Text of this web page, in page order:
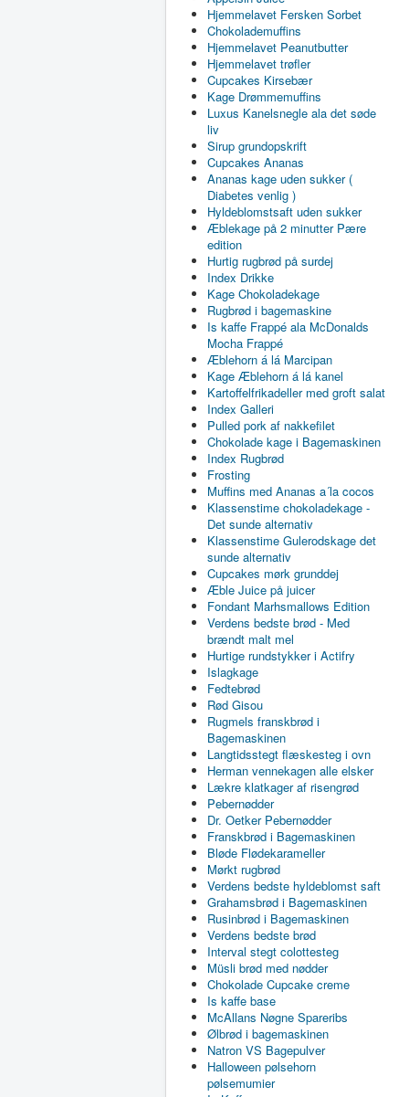
Hjemmelavet Fersken Sorbet
Chokolademuffins
Hjemmelavet Peanutbutter
Hjemmelavet trøfler
Cupcakes Kirsebær
Kage Drømmemuffins
Luxus Kanelsnegle ala det søde
liv
Sirup grundopskrift
Cupcakes Ananas
Ananas kage uden sukker (
Diabetes venlig )
Hyldeblomstsaft uden sukker
Æblekage på 2 minutter Pære
edition
Hurtig rugbrød på surdej
Index Drikke
Kage Chokoladekage
Rugbrød i bagemaskine
Is kaffe Frappé ala McDonalds
Mocha Frappé
Æblehorn á lá Marcipan
Kage Æblehorn á lá kanel
Kartoffelfrikadeller med groft salat
Index Galleri
Pulled pork af nakkefilet
Chokolade kage i Bagemaskinen
Index Rugbrød
Frosting
Muffins med Ananas a´la cocos
Klassenstime chokoladekage -
Det sunde alternativ
Klassenstime Gulerodskage det
sunde alternativ
Cupcakes mørk grunddej
Æble Juice på juicer
Fondant Marhsmallows Edition
Verdens bedste brød - Med
brændt malt mel
Hurtige rundstykker i Actifry
Islagkage
Fedtebrød
Rød Gisou
Rugmels franskbrød i
Bagemaskinen
Langtidsstegt flæskesteg i ovn
Herman vennekagen alle elsker
Lækre klatkager af risengrød
Pebernødder
Dr. Oetker Pebernødder
Franskbrød i Bagemaskinen
Bløde Flødekarameller
Mørkt rugbrød
Verdens bedste hyldeblomst saft
Grahamsbrød i Bagemaskinen
Rusinbrød i Bagemaskinen
Verdens bedste brød
Interval stegt colottesteg
Müsli brød med nødder
Chokolade Cupcake creme
Is kaffe base
McAllans Nøgne Spareribs
Ølbrød i bagemaskinen
Natron VS Bagepulver
Halloween pølsehorn
pølsemumier